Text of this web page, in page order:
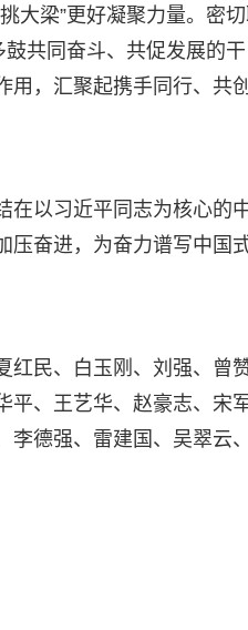
大梁”更好凝聚力量。密
共同奋斗、共促发展的干
用，汇聚起携手同行、共
在以习近平同志为核心的
压奋进，为奋力谱写中国
红民、白玉刚、刘强、曾
平、王艺华、赵豪志、宋
李德强、雷建国、吴翠云